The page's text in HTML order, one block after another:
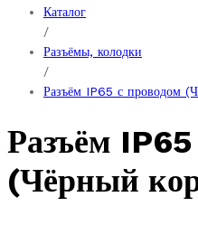
Каталог
/
Разъёмы, колодки
/
Разъём IP65 с проводом
Разъём
(Чёрный